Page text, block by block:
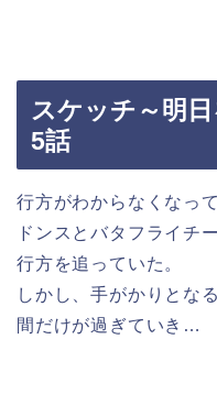
スケッチ～明
5話
行方がわからなくなっ
ドンスとバタフライチ
行方を追っていた。
しかし、手がかりとな
間だけが過ぎていき…